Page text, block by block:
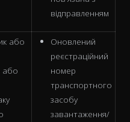
відправленням
або
або
Оновлений
реєстраційний
номер
транспортного
засобу
завантаження/